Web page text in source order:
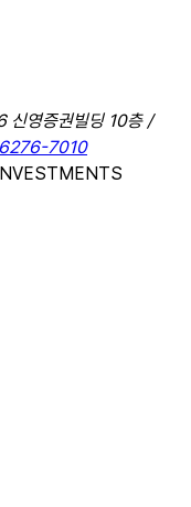
신영증권빌딩 10층 /
7010